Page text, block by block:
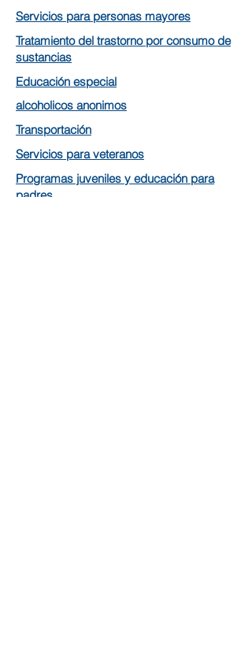
Servicios para personas mayores
Tratamiento del trastorno por consumo de
sustancias
Educación especial
alcoholicos anonimos
Transportación
Servicios para veteranos
Programas juveniles y educación para
padres